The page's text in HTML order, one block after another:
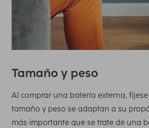
Tamaño y peso
Al comprar una batería externa, fíjese
tamaño y peso se adaptan a su
más importante que se trate de una